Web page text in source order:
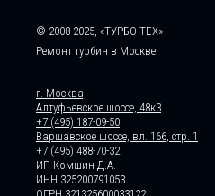
© 2008-2025, «ТУРБО-ТЕХ»
Ремонт турбин в Москве
г. Москва,
Алтуфьевское шоссе, 48к3
+7 (495) 187-09-50
Варшавское шоссе, вл. 166, стр. 1
+7 (495) 488-70-32
ИП Комшин Д.А.
ИНН 325200791053